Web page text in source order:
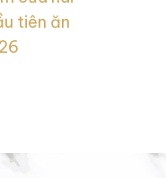
tiên ăn